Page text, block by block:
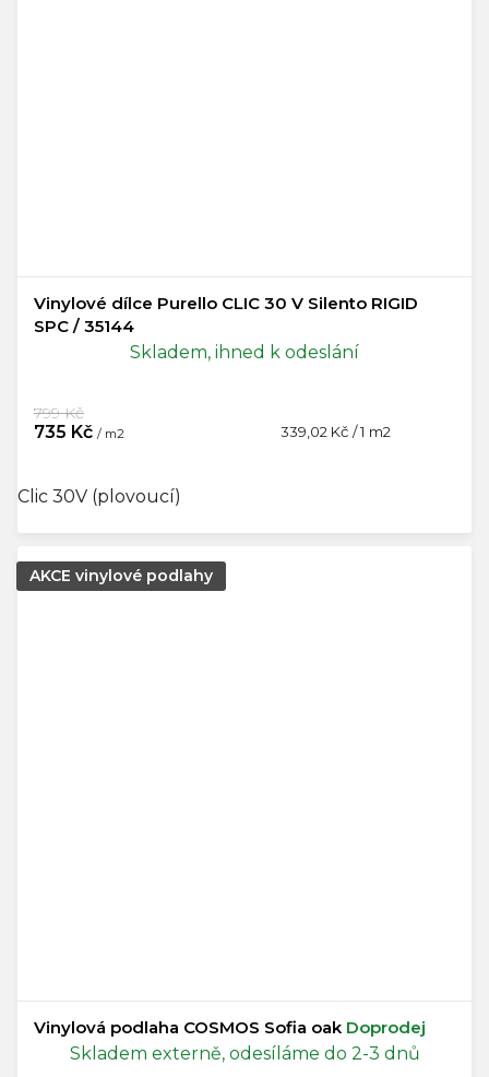
Vinylové dílce Purello CLIC 30 V Silento RIGID
SPC / 35144
Skladem, ihned k odeslání
735 Kč / m2
799 Kč
Měrná
339,02 Kč / 1 m2
Clic 30V (plovoucí)
AKCE vinylové podlahy
Vinylová podlaha COSMOS Sofia oak Doprodej
Skladem externě, odesíláme do 2-3 dnů